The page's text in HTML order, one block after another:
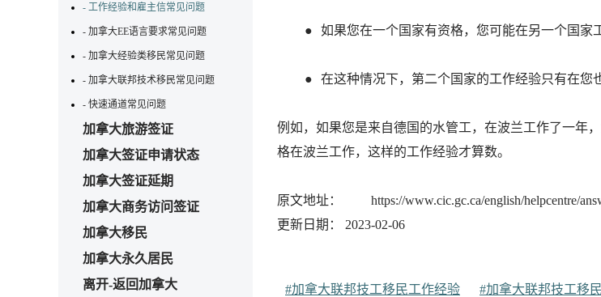
- 工作经验和雇主信常见问题
- 加拿大EE语言要求常见问题
- 加拿大经验类移民常见问题
- 加拿大联邦技术移民常见问题
- 快速通道常见问题
加拿大旅游签证
加拿大签证申请状态
加拿大签证延期
加拿大商务访问签证
加拿大移民
加拿大永久居民
离开-返回加拿大
如果您在一个国家有资格，您可能在另一个国家
在这种情况下，第二个国家的工作经验只有在您
例如，如果您是来自德国的水管工，在波兰工作了一年
格在波兰工作，这样的工作经验才算数。
原文地址： https://www.cic.gc.ca/english/helpcentre/
更新日期： 2023-02-06
#加拿大联邦技工移民工作经验 #加拿大联邦技工移民